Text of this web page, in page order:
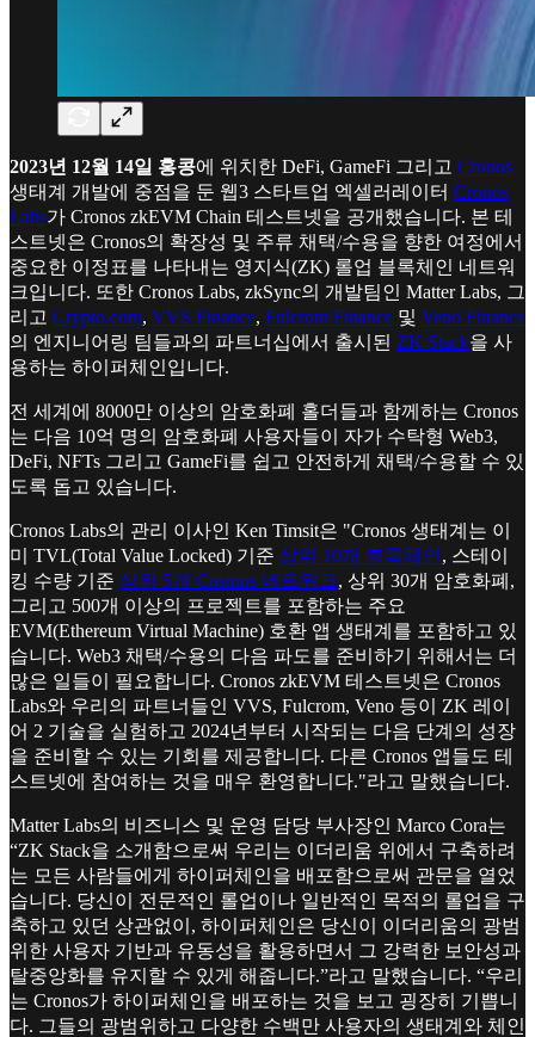
2023년 12월 14일 홍콩에 위치한 DeFi, GameFi 그리고 Cronos
생태계 개발에 중점을 둔 웹3 스타트업 엑셀러레이터 Cronos
Labs가 Cronos zkEVM Chain 테스트넷을 공개했습니다. 본 테
스트넷은 Cronos의 확장성 및 주류 채택/수용을 향한 여정에서
중요한 이정표를 나타내는 영지식(ZK) 롤업 블록체인 네트워
크입니다. 또한 Cronos Labs, zkSync의 개발팀인 Matter Labs, 그
리고 Crypto.com, VVS Finance, Fulcrom Finance 및 Veno Finance
의 엔지니어링 팀들과의 파트너십에서 출시된 ZK Stack을 사
용하는 하이퍼체인입니다.
전 세계에 8000만 이상의 암호화폐 홀더들과 함께하는 Cronos
는 다음 10억 명의 암호화폐 사용자들이 자가 수탁형 Web3,
DeFi, NFTs 그리고 GameFi를 쉽고 안전하게 채택/수용할 수 있
도록 돕고 있습니다.
Cronos Labs의 관리 이사인 Ken Timsit은 "Cronos 생태계는 이
미 TVL(Total Value Locked) 기준 상위 10개 블록체인, 스테이
킹 수량 기준 상위 5개 Cosmos 네트워크, 상위 30개 암호화폐,
그리고 500개 이상의 프로젝트를 포함하는 주요
EVM(Ethereum Virtual Machine) 호환 앱 생태계를 포함하고 있
습니다. Web3 채택/수용의 다음 파도를 준비하기 위해서는 더
많은 일들이 필요합니다. Cronos zkEVM 테스트넷은 Cronos
Labs와 우리의 파트너들인 VVS, Fulcrom, Veno 등이 ZK 레이
어 2 기술을 실험하고 2024년부터 시작되는 다음 단계의 성장
을 준비할 수 있는 기회를 제공합니다. 다른 Cronos 앱들도 테
스트넷에 참여하는 것을 매우 환영합니다."라고 말했습니다.
Matter Labs의 비즈니스 및 운영 담당 부사장인 Marco Cora는
“ZK Stack을 소개함으로써 우리는 이더리움 위에서 구축하려
는 모든 사람들에게 하이퍼체인을 배포함으로써 관문을 열었
습니다. 당신이 전문적인 롤업이나 일반적인 목적의 롤업을 구
축하고 있던 상관없이, 하이퍼체인은 당신이 이더리움의 광범
위한 사용자 기반과 유동성을 활용하면서 그 강력한 보안성과
탈중앙화를 유지할 수 있게 해줍니다.”라고 말했습니다. “우리
는 Cronos가 하이퍼체인을 배포하는 것을 보고 굉장히 기쁩니
다. 그들의 광범위하고 다양한 수백만 사용자의 생태계와 체인